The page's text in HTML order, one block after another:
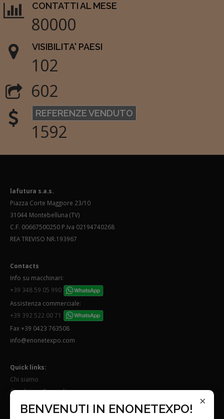
×
BENVENUTI IN ENONETEXPO!
CONTATTI AL MESE
80000
VISIBILITA' PAESI
102
602
REFERENZE VENDUTO
1592
lafutura s.a.s.
Piazza Corte Maggiore 23/10
31044 Montebelluna (TV)
C.F. 00667500250 P.Iva 02194740268
REA TREVISO NR.193967
Contacts
Info su macchinari:
+39 348 59 05 990
Assistenza commerciale:
+39 392 522 00 71
Fax +39 0423 763508
info@enonetexpo.com
Quick links:
Chi siamo
Condizioni Generali
Lavora con noi